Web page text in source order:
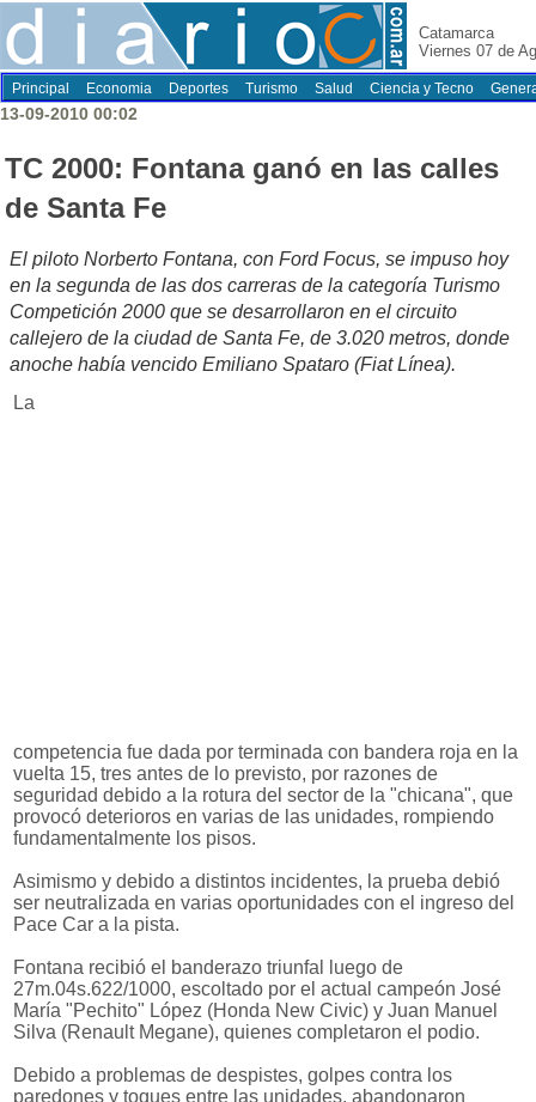
Catamarca
Viernes 07 de
Principal Economia Deportes Turismo Salud Ciencia y Tecno
13-09-2010 00:02
TC 2000: Fontana ganó en las calles
de Santa Fe
El piloto Norberto Fontana, con Ford Focus, se impuso hoy
en la segunda de las dos carreras de la categoría Turismo
Competición 2000 que se desarrollaron en el circuito
callejero de la ciudad de Santa Fe, de 3.020 metros, donde
anoche había vencido Emiliano Spataro (Fiat Línea).
La
competencia fue dada por terminada con bandera roja en la
vuelta 15, tres antes de lo previsto, por razones de
seguridad debido a la rotura del sector de la "chicana", que
provocó deterioros en varias de las unidades, rompiendo
fundamentalmente los pisos.
Asimismo y debido a distintos incidentes, la prueba debió
ser neutralizada en varias oportunidades con el ingreso del
Pace Car a la pista.
Fontana recibió el banderazo triunfal luego de
27m.04s.622/1000, escoltado por el actual campeón José
María "Pechito" López (Honda New Civic) y Juan Manuel
Silva (Renault Megane), quienes completaron el podio.
Debido a problemas de despistes, golpes contra los
paredones y toques entre las unidades, abandonaron